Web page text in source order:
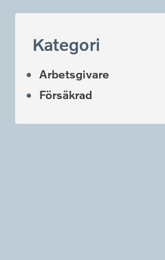
Kategori
Arbetsgivare
Försäkrad